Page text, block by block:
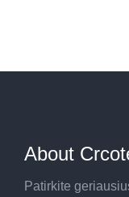
About
Patirkite